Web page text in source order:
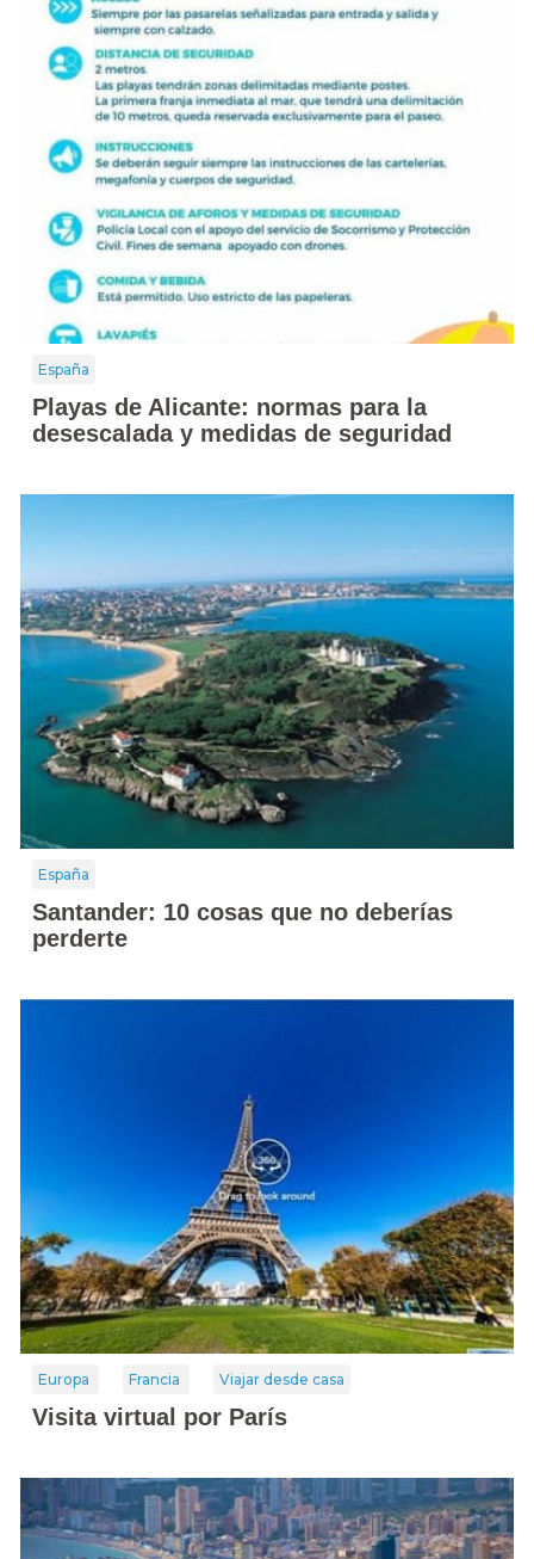
España
Playas de Alicante: normas para la
desescalada y medidas de seguridad
España
Santander: 10 cosas que no deberías
perderte
Europa Francia Viajar desde casa
Visita virtual por París